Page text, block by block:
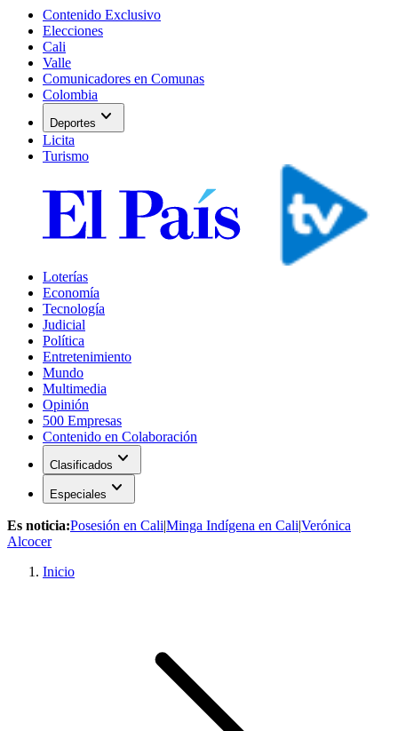
Contenido Exclusivo
Elecciones
Cali
Valle
Comunicadores en Comunas
Colombia
Deportes expand_more
Licita
Turismo
Loterías
Economía
Tecnología
Judicial
Política
Entretenimiento
Mundo
Multimedia
Opinión
500 Empresas
Contenido en Colaboración
Clasificados expand_more
Especiales expand_more
Es noticia:Posesión en Cali|Minga Indígena en Cali|Verónica
Alcocer
Inicio